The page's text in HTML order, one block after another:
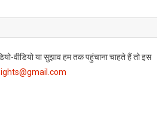
वीडियो या सुझाव हम तक पहुंचाना चाहते हैं तो इस